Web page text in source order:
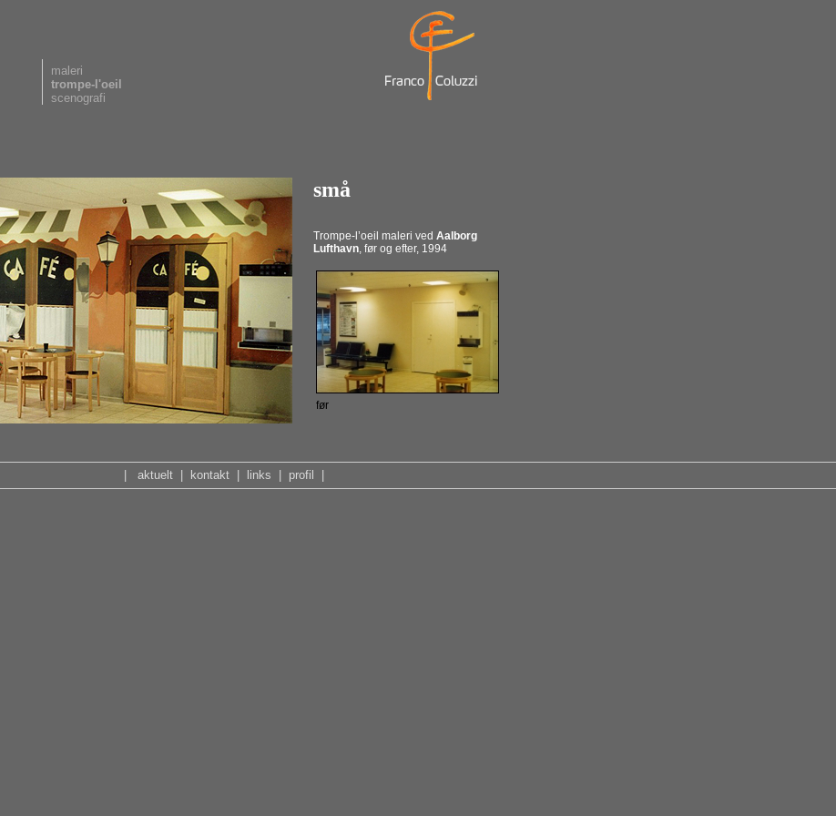
maleri
trompe-l'oeil
scenografi
små
Trompe-l’oeil maleri ved Aalborg
Lufthavn, før og efter, 1994
før
aktuelt kontakt links profil